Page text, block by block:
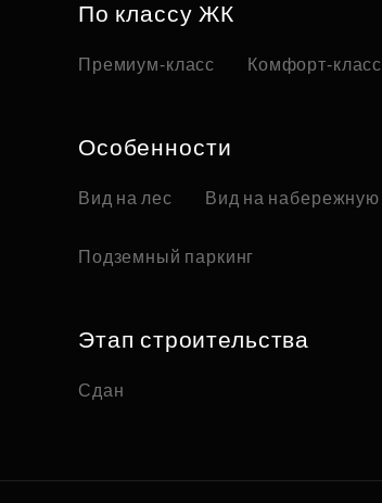
По классу ЖК
Премиум-класс Комфорт-класс
Особенности
Вид на лес Вид на набережную
Подземный паркинг
Этап строительства
Сдан